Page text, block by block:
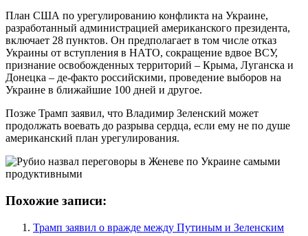
План США по урегулированию конфликта на Украине,
разработанный администрацией американского президента,
включает 28 пунктов. Он предполагает в том числе отказ
Украины от вступления в НАТО, сокращение вдвое ВСУ,
признание освобожденных территорий – Крыма, Луганска и
Донецка – де-факто российскими, проведение выборов на
Украине в ближайшие 100 дней и другое.
Позже Трамп заявил, что Владимир Зеленский может
продолжать воевать до разрыва сердца, если ему не по душе
американский план урегулирования.
Похожие записи:
Трамп заявил о вражде между Путиным и Зеленским